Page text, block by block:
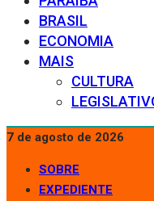
BRASIL
ECONOMIA
MAIS
CULTURA
7 de agosto de 2026
SOBRE
EXPEDIENTE